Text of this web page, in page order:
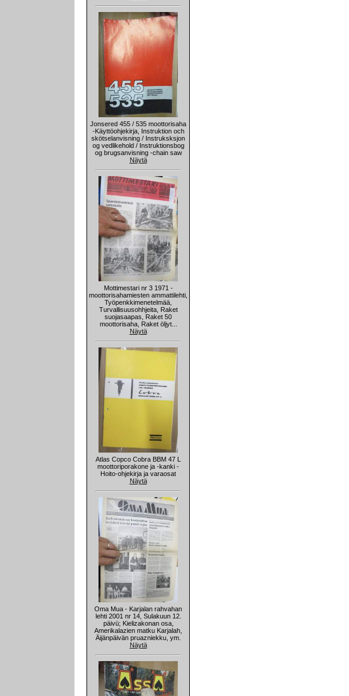
Jonsered 455 / 535 moottorisaha
-Käyttöohjekirja, Instruktion och
skötselanvisning / Instruksksjon
og vedlikehold / Instruktionsbog
og brugsanvisning -chain saw
Näytä
Mottimestari nr 3 1971 -
moottorisahamiesten ammattilehti,
Työpenkkimenetelmää,
Turvallisuusohhjeita, Raket
suojasaapas, Raket 50
moottorisaha, Raket öljyt...
Näytä
Atlas Copco Cobra BBM 47 L
moottoriporakone ja -kanki -
Hoito-ohjekirja ja varaosat
Näytä
Oma Mua - Karjalan rahvahan
lehti 2001 nr 14, Sulakuun 12.
päivü; Kielizakonan osa,
Amerikalazien matku Karjalah,
Äijänpäivän pruazniekku, ym.
Näytä